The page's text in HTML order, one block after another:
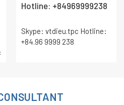
Hotline: +84969999238
Skype: vtdieu.tpc Hotline:
+84.96 9999 238